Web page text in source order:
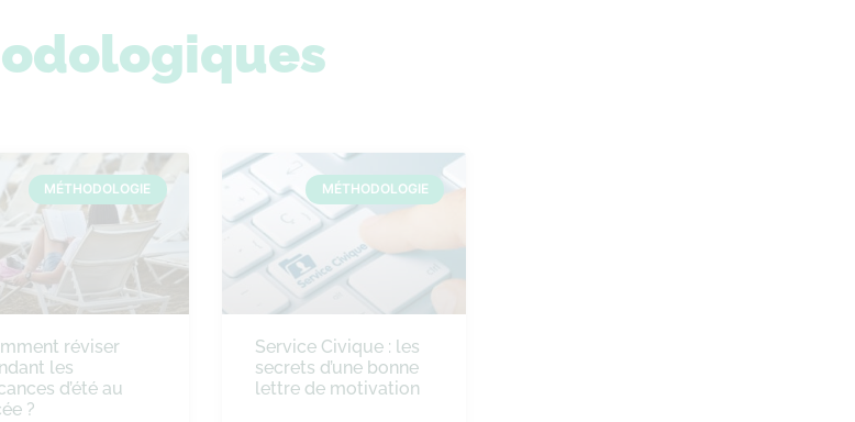
MÉTHODOLOGIE
réviser
les
d’été au
?
MÉTHODOLOGIE
Service Civique : les
secrets d’une bonne
lettre de motivation